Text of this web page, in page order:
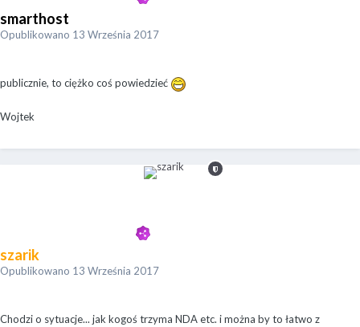
smarthost
Opublikowano 13 Września 2017
publicznie, to ciężko coś powiedzieć
Wojtek
szarik
Opublikowano 13 Września 2017
Chodzi o sytuacje... jak kogoś trzyma NDA etc. i można by to łatwo z